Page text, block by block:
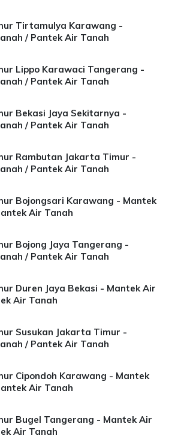
Tirtamulya Karawang -
/ Pantek Air Tanah
Lippo Karawaci Tangerang -
/ Pantek Air Tanah
Bekasi Jaya Sekitarnya -
/ Pantek Air Tanah
Rambutan Jakarta Timur -
/ Pantek Air Tanah
Bojongsari Karawang - Mantek
Air Tanah
Bojong Jaya Tangerang -
/ Pantek Air Tanah
Duren Jaya Bekasi - Mantek Air
Air Tanah
Susukan Jakarta Timur -
/ Pantek Air Tanah
Cipondoh Karawang - Mantek
Air Tanah
Bugel Tangerang - Mantek Air
Air Tanah